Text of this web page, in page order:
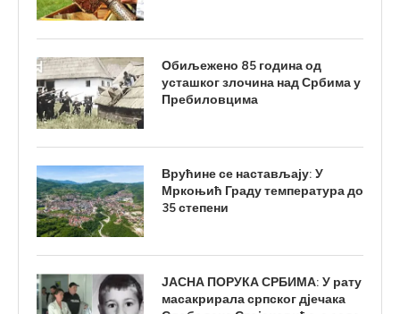
Обиљежено 85 година од
усташког злочина над Србима у
Пребиловцима
Врућине се настављају: У
Мркоњић Граду температура до
35 степени
ЈАСНА ПОРУКА СРБИМА: У рату
масакрирала српског дјечака